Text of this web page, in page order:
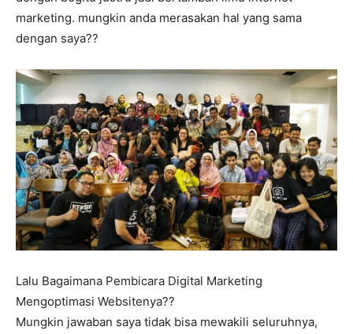
marketing. mungkin anda merasakan hal yang sama
dengan saya??
Lalu Bagaimana Pembicara Digital Marketing
Mengoptimasi Websitenya??
Mungkin jawaban saya tidak bisa mewakili seluruhnya,